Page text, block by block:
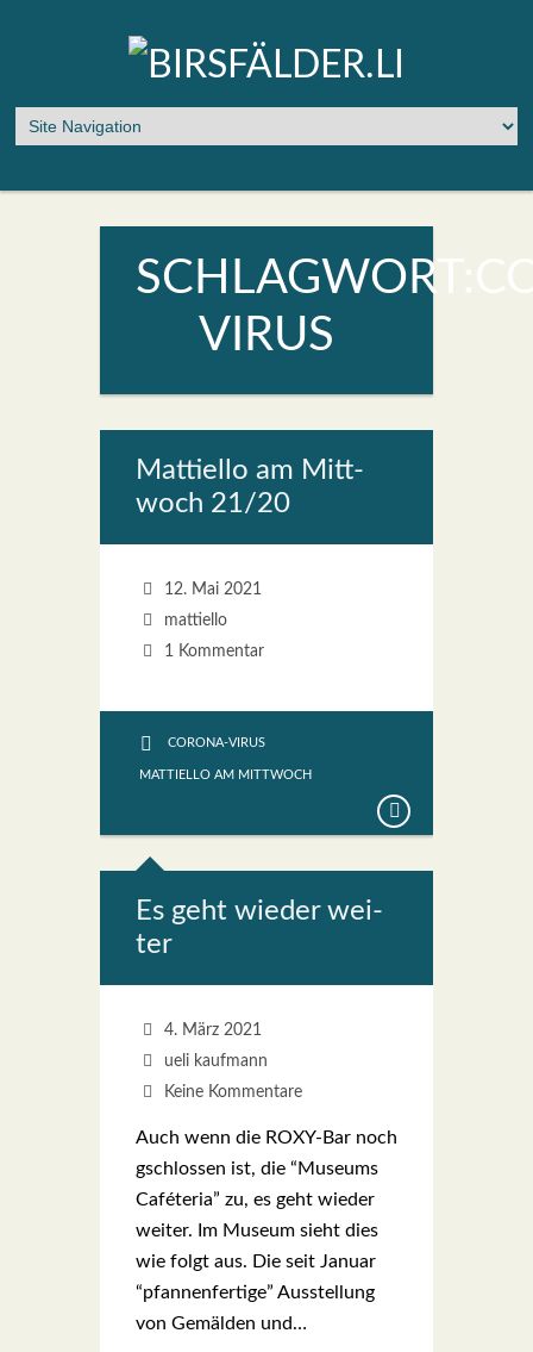
VIRUS
Mat­ti­el­lo am Mitt­
woch 21/20
12. Mai 2021
mattiello
1 Kommentar
CORONA-VIRUS
MATTIELLO AM MITTWOCH
Es geht wie­der wei­
ter
4. März 2021
ueli kaufmann
Keine Kommentare
Auch wenn die ROXY-Bar noch
gschlos­sen ist, die “Muse­ums
Café­te­ria” zu, es geht wie­der
wei­ter. Im Muse­um sieht dies
wie folgt aus. Die seit Janu­ar
“pfan­nen­fer­ti­ge” Aus­stel­lung
von Gemäl­den und…